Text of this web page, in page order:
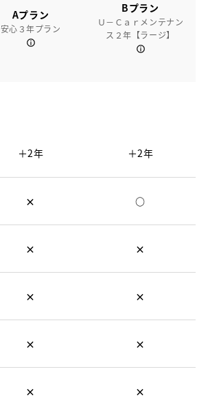
Aプラン
安心３年プラン
Bプラン
Ｕ－Ｃａｒメンテナン
ス２年【ラージ】
＋2年 ＋2年
× ○
× ×
× ×
× ×
× ×